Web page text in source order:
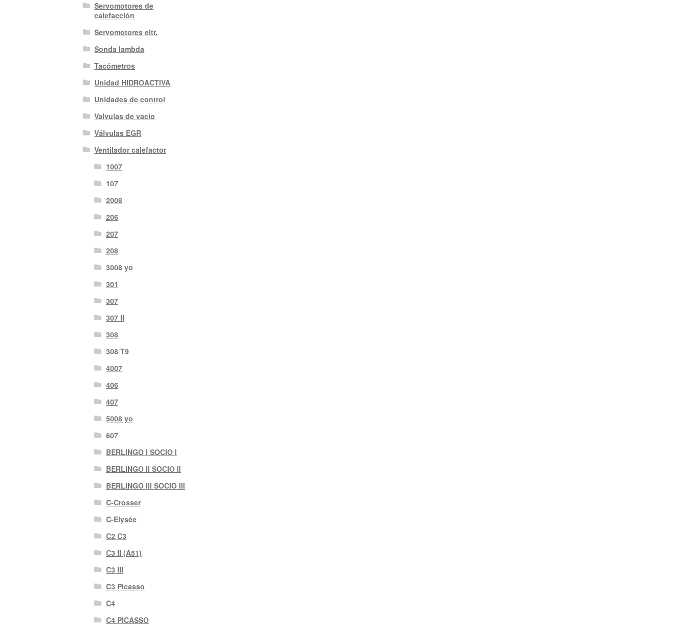
Servomotores de
calefacción
Servomotores eltr.
Sonda lambda
Tacómetros
Unidad HIDROACTIVA
Unidades de control
Valvulas de vacio
Válvulas EGR
Ventilador calefactor
1007
107
2008
206
207
208
3008 yo
301
307
307 II
308
308 T9
4007
406
407
5008 yo
607
BERLINGO I SOCIO I
BERLINGO II SOCIO II
BERLINGO III SOCIO III
C-Crosser
C-Elysée
C2 C3
C3 II (A51)
C3 III
C3 Picasso
C4
C4 PICASSO